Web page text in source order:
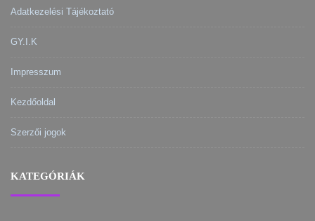
Adatkezelési Tájékoztató
GY.I.K
Impresszum
Kezdőoldal
Szerzői jogok
KATEGÓRIÁK